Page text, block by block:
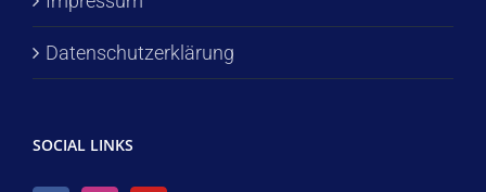
Datenschutzerklärung
SOCIAL LINKS